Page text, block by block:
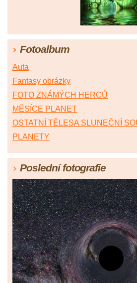
Fotoalbum
Auta
Fantasy obrázky
FOTO ZNÁMÝCH HERCŮ
MĚSÍCE PLANET
OSTATNÍ TĚLESA SLUNEČNÍ
PLANETY
Poslední fotografie